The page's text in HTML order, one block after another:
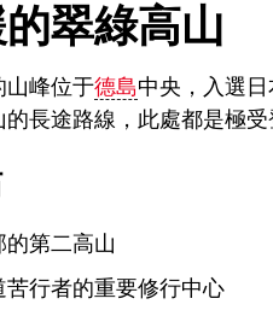
翠綠高山
山峰位于德島中央，入選
長途路線，此處都是極受
第二高山
苦行者的重要修行中心